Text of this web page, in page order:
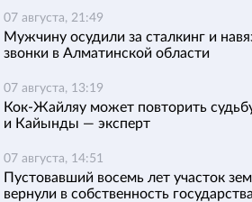
07 августа, 21:49
Мужчину осудили за сталкинг и
звонки в Алматинской области
07 августа, 13:19
Кок-Жайляу может повторить
и Кайынды — эксперт
07 августа, 14:51
Пустовавший восемь лет участок
вернули в собственность